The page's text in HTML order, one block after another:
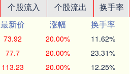
个股流入 个股流出
换手率
最新价 涨幅
换手率
73.92 20.00% 11.62%
77.7 20.00% 23.31%
113.23 20.00% 12.25%